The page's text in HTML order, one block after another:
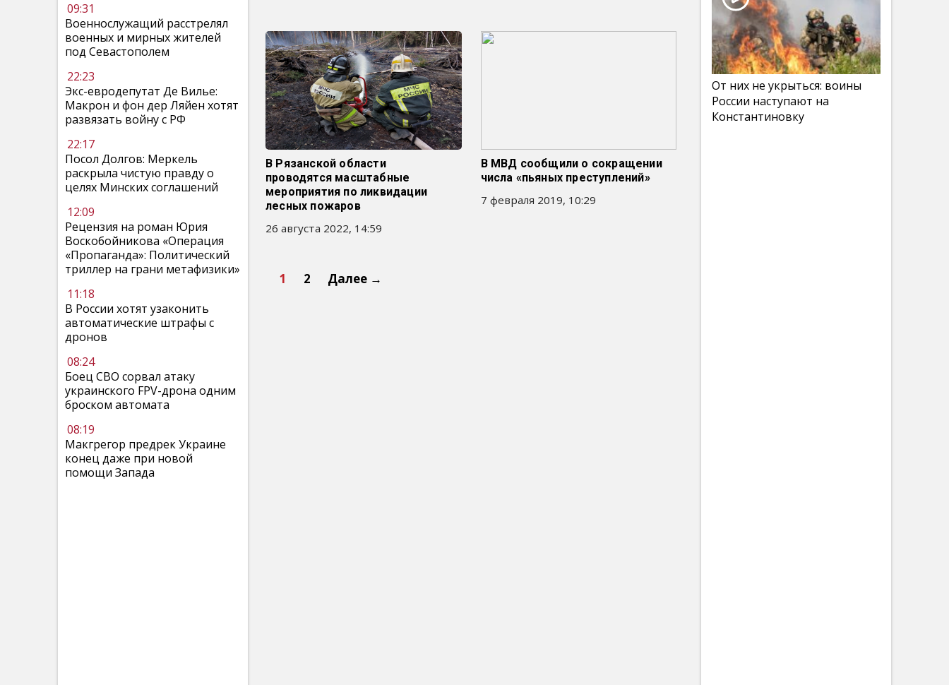
09:31
Военнослужащий расстрелял
военных и мирных жителей
под Севастополем
22:23
Экс-евродепутат Де Вилье:
Макрон и фон дер Ляйен хотят
развязать войну с РФ
22:17
Посол Долгов: Меркель
раскрыла чистую правду о
целях Минских соглашений
12:09
Рецензия на роман Юрия
Воскобойникова «Операция
«Пропаганда»: Политический
триллер на грани метафизики»
11:18
В России хотят узаконить
автоматические штрафы с
дронов
08:24
Боец СВО сорвал атаку
украинского FPV-дрона одним
броском автомата
08:19
Макгрегор предрек Украине
конец даже при новой
помощи Запада
В Рязанской области
проводятся масштабные
мероприятия по ликвидации
лесных пожаров
26 августа 2022, 14:59
В МВД сообщили о сокращении
числа «пьяных преступлений»
7 февраля 2019, 10:29
1 2 Далее →
От них не укрыться: воины
России наступают на
Константиновку